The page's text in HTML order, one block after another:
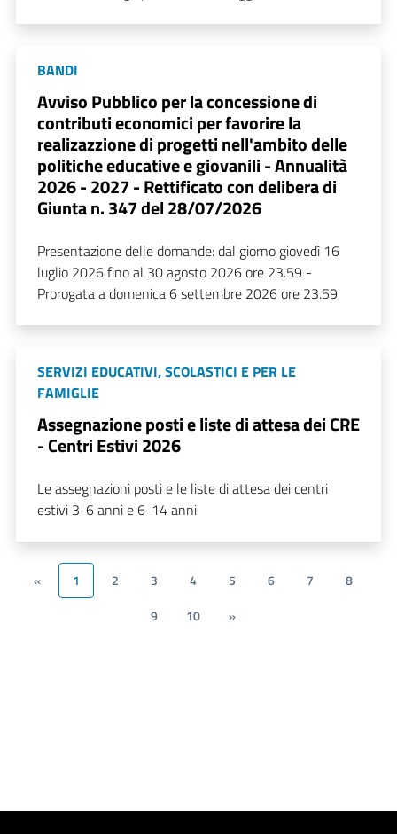
BANDI
Avviso Pubblico per la concessione di
contributi economici per favorire la
realizazzione di progetti nell'ambito delle
politiche educative e giovanili - Annualità
2026 - 2027 - Rettificato con delibera di
Giunta n. 347 del 28/07/2026
Presentazione delle domande: dal giorno giovedì 16
luglio 2026 fino al 30 agosto 2026 ore 23.59 -
Prorogata a domenica 6 settembre 2026 ore 23.59
SERVIZI EDUCATIVI, SCOLASTICI E PER LE
FAMIGLIE
Assegnazione posti e liste di attesa dei CRE
- Centri Estivi 2026
Le assegnazioni posti e le liste di attesa dei centri
estivi 3-6 anni e 6-14 anni
« 1 2 3 4 5 6 7
8
9
10 »